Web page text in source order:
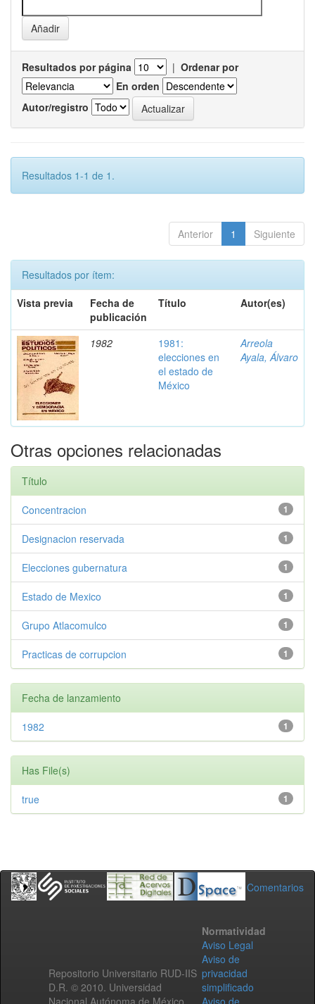
Resultados por página | Ordenar por
En orden
Autor/registro
Resultados 1-1 de 1.
Anterior 1 Siguiente
Resultados por ítem:
Vista previa
Fecha de
publicación
Título Autor(es)
1982
1981:
elecciones en
el estado de
México
Arreola
Ayala, Álvaro
Otras opciones relacionadas
Título
1
Concentracion
1
Designacion reservada
1
Elecciones gubernatura
1
Estado de Mexico
1
Grupo Atlacomulco
1
Practicas de corrupcion
Fecha de lanzamiento
1
1982
Has File(s)
1
true
Comentarios
Repositorio Universitario RUD-IIS
D.R. © 2010. Universidad
Nacional Autónoma de México.
Normatividad
Aviso Legal
Aviso de
privacidad
simplificado
Aviso de